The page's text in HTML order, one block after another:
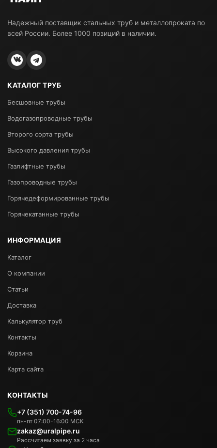
Надежный поставщик стальных труб и металлопроката по
всей России. Более 1000 позиций в наличии.
КАТАЛОГ ТРУБ
Бесшовные трубы
Водогазопроводные трубы
Второго сорта трубы
Высокого давления трубы
Газлифтные трубы
Газопроводные трубы
Горячедеформированные трубы
Горячекатанные трубы
ИНФОРМАЦИЯ
Каталог
О компании
Статьи
Доставка
Калькулятор труб
Контакты
Корзина
Карта сайта
КОНТАКТЫ
+7 (351) 700-74-96
пн-пт 07:00-16:00 МСК
zakaz@uralpipe.ru
Рассчитаем заявку за 2 часа